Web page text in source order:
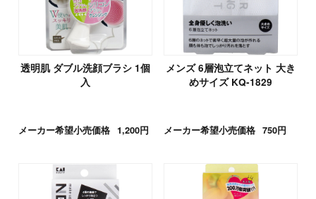
透明肌 ダブル洗顔ブラシ 1個
入
メーカー希望小売価格 1,200円
メンズ 6層泡立てネット 大き
めサイズ KQ-1829
メーカー希望小売価格 750円